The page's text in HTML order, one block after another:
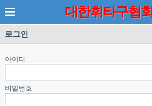
대한휘타구협회
로그인
아이디
비밀번호